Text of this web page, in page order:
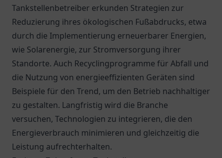
Tankstellenbetreiber erkunden Strategien zur
Reduzierung ihres ökologischen Fußabdrucks, etwa
durch die Implementierung erneuerbarer Energien,
wie Solarenergie, zur Stromversorgung ihrer
Standorte. Auch Recyclingprogramme für Abfall und
die Nutzung von energieeffizienten Geräten sind
Beispiele für den Trend, um den Betrieb nachhaltiger
zu gestalten. Langfristig wird die Branche
versuchen, Technologien zu integrieren, die den
Energieverbrauch minimieren und gleichzeitig die
Leistung aufrechterhalten.